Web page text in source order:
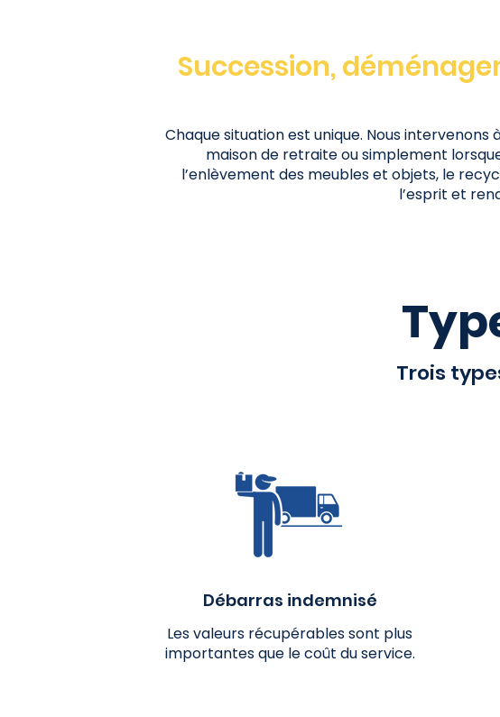
Succession,
Chaque situation est unique. Nous
maison de retraite ou simplement
l’enlèvement des meubles et objets, le
l’esprit et
Trois
Débarras indemnisé
Les valeurs récupérables sont plus
importantes que le coût du service.